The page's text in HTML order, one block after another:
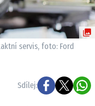
servis, foto: Ford
Sdílej: